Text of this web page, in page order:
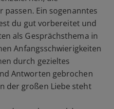
Ein sogenanntes
du gut vorbereitet und
als Gesprächsthema in
Anfangsschwierigkeiten
durch gezieltes
Antworten gebrochen
der großen Liebe steht